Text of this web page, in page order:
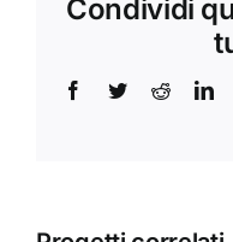
Condividi
Facebook
TwitterReddit